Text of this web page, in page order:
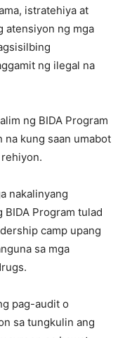
istratehiya at
atensiyon ng mga
ng ilegal na
ng BIDA Program
na kung saan umabot
nakalinyang
BIDA Program tulad
camp upang
sa mga
pag-audit o
sa tungkulin ang